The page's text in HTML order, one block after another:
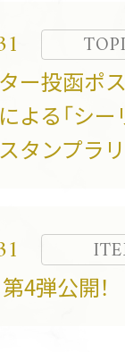
ー投函ポ
よる「シ
タンプラ
4弾公開！